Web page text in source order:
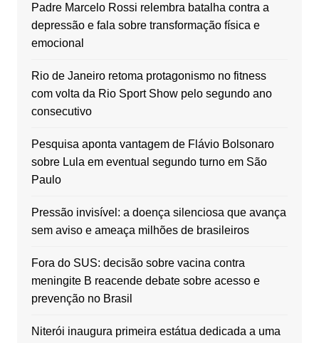
Padre Marcelo Rossi relembra batalha contra a
depressão e fala sobre transformação física e
emocional
Rio de Janeiro retoma protagonismo no fitness
com volta da Rio Sport Show pelo segundo ano
consecutivo
Pesquisa aponta vantagem de Flávio Bolsonaro
sobre Lula em eventual segundo turno em São
Paulo
Pressão invisível: a doença silenciosa que avança
sem aviso e ameaça milhões de brasileiros
Fora do SUS: decisão sobre vacina contra
meningite B reacende debate sobre acesso e
prevenção no Brasil
Niterói inaugura primeira estátua dedicada a uma